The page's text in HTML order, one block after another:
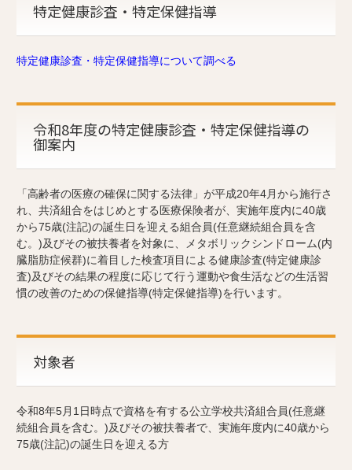
特定健康診査・特定保健指導
特定健康診査・特定保健指導について調べる
令和8年度の特定健康診査・特定保健指導の
御案内
「高齢者の医療の確保に関する法律」が平成20年4月から施行さ
れ、共済組合をはじめとする医療保険者が、実施年度内に40歳
から75歳(注記)の誕生日を迎える組合員(任意継続組合員を含
む。)及びその被扶養者を対象に、メタボリックシンドローム(内
臓脂肪症候群)に着目した検査項目による健康診査(特定健康診
査)及びその結果の程度に応じて行う運動や食生活などの生活習
慣の改善のための保健指導(特定保健指導)を行います。
対象者
令和8年5月1日時点で資格を有する公立学校共済組合員(任意継
続組合員を含む。)及びその被扶養者で、実施年度内に40歳から
75歳(注記)の誕生日を迎える方